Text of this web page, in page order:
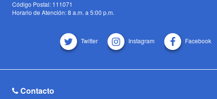
Código Postal: 111071
Horario de Atención: 8 a.m. a 5:00 p.m.
Twitter Instagram Facebook
Contacto